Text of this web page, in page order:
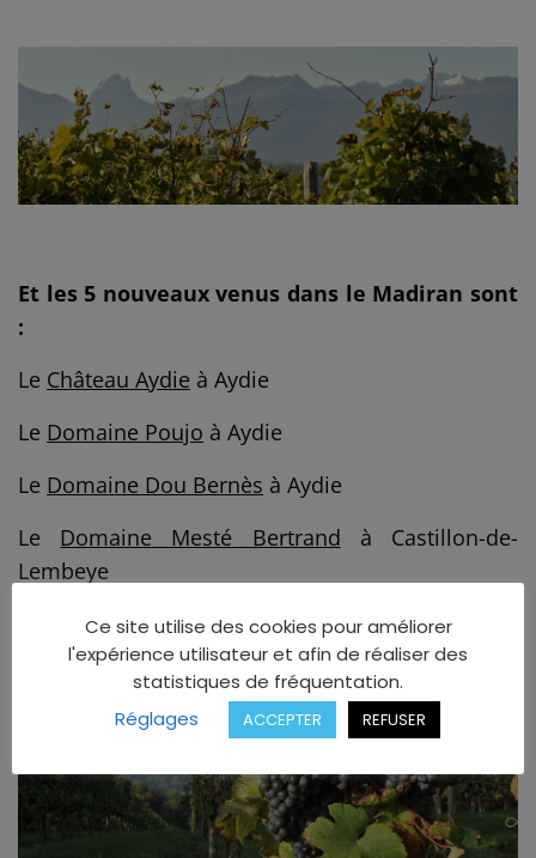
Et les 5 nouveaux venus dans le Madiran sont
:
Le Château Aydie à Aydie
Le Domaine Poujo à Aydie
Le Domaine Dou Bernès à Aydie
Le Domaine Mesté Bertrand à Castillon-de-
Lembeye
Clos Les Mets d’Amesà Aurions-Idernes
Ce site utilise des cookies pour améliorer
l'expérience utilisateur et afin de réaliser des
statistiques de fréquentation.
Réglages
ACCEPTER REFUSER